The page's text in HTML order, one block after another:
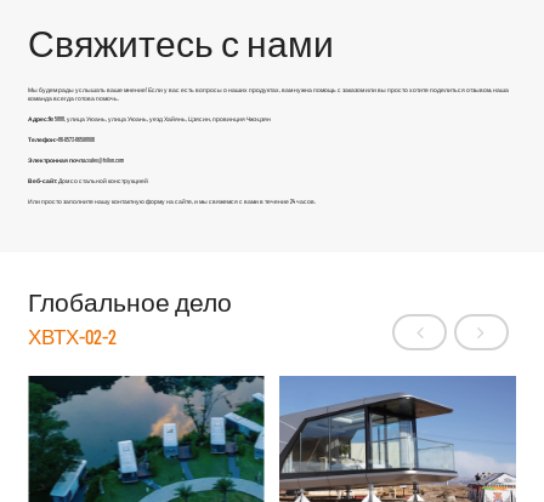
Свяжитесь с нами
Мы будем рады услышать ваше мнение! Если у вас есть вопросы о наших продуктах, вам нужна помощь с заказом или вы просто хотите поделиться отзывом, наша
команда всегда готова помочь.
Адрес:No 5888, улица Уюань, улица Уюань, уезд Хайянь, Цзясин, провинция Чжэцзян
Телефон:+86-0573-86598806
Электронная почта:sales@fsilon.com
Веб-сайт: Дом со стальной конструкцией
Или просто заполните нашу контактную форму на сайте, и мы свяжемся с вами в течение 24 часов.
Глобальное дело
ХВТХ-02-2